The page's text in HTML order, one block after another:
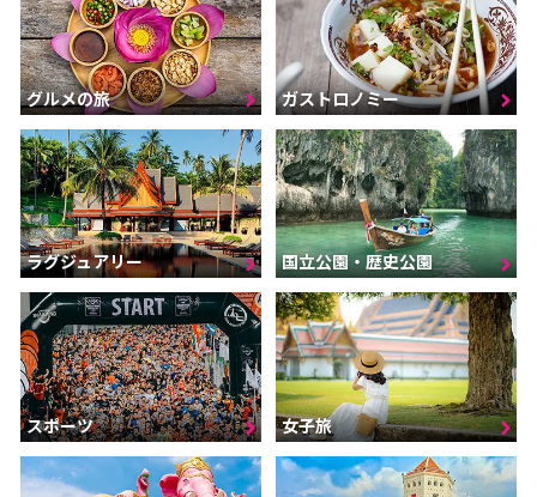
グルメの旅 ガストロノミー
ラグジュアリー 国立公園・歴史公園
スポーツ 女子旅